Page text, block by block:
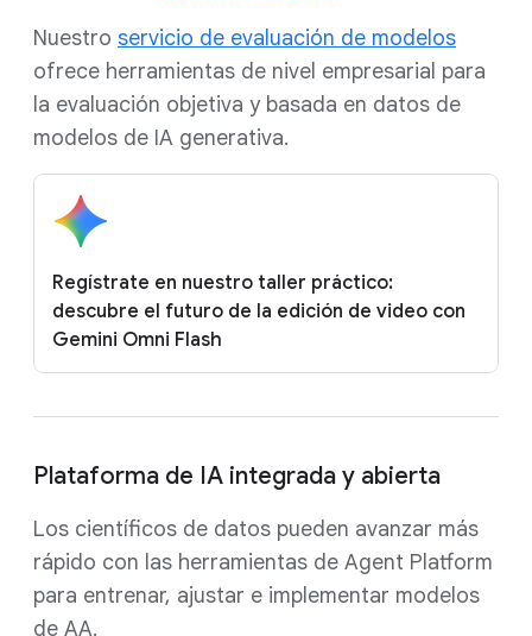
Nuestro servicio de evaluación de modelos
ofrece herramientas de nivel empresarial para
la evaluación objetiva y basada en datos de
modelos de IA generativa.
Regístrate en nuestro taller práctico:
descubre el futuro de la edición de video con
Gemini Omni Flash
Plataforma de IA integrada y abierta
Los científicos de datos pueden avanzar más
rápido con las herramientas de Agent Platform
para entrenar, ajustar e implementar modelos
de AA.